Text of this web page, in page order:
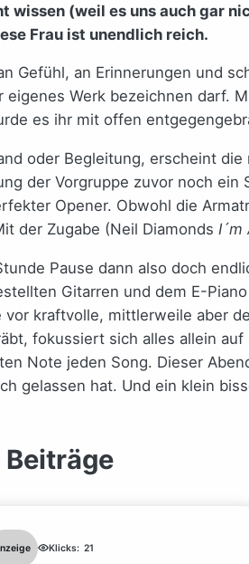
wissen (weil es uns auch gar
Frau ist unendlich reich.
Gefühl, an Erinnerungen und
eigenes Werk bezeichnen darf.
es ihr mit offen
oder Begleitung, erscheint
der Vorgruppe zuvor noch
Opener. Obwohl die
der Zugabe (Neil Diamonds I´m
Pause dann also doch
Gitarren und dem E-
vor kraftvolle, mittlerweile aber
fokussiert sich alles allein
Note jeden Song. Dieser
gelassen hat. Und ein klein
Klicks: 21